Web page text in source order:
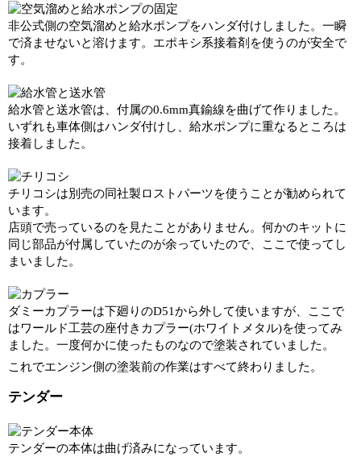
非公式側の空気溜めと給水ポンプをハンダ付けしました。一瞬
で済ませないと溶けます。エポキシ系接着剤を使うのが安全で
す。
給水管と送水管は、付属の0.6mm真鍮線を曲げて作りました。
いずれも車体側はハンダ付けし、給水ポンプに重なるところは
接着しました。
チリコシは別売の同社製ロストパーツを使うことが勧められて
います。
店頭で売っているのを見たことがありません。何かのキットに
同じ部品が付属していたのが余っていたので、ここで使ってし
まいました。
ダミーカプラーは下廻りのD51から外して使いますが、ここで
はワールド工芸の座付きカプラー(ホワイトメタル)を使ってみ
ました。一度何かに使ったものなので塗装されていました。
これでエンジン側の塗装前の作業はすべて終わりました。
テンダー
テンダーの本体は曲げ済みになっています。